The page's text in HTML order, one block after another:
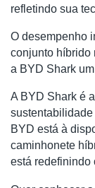
refletindo sua
O desempenho
conjunto híbrido
a BYD Shark
A BYD Shark é
sustentabilidade
BYD está à
caminhonete
está redefinindo